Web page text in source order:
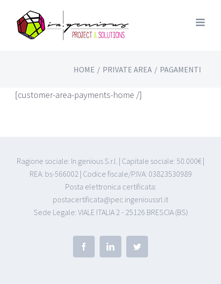
HOME / PRIVATE AREA / PAGAMENTI
[customer-area-payments-home /]
Ragione sociale: In.genious S.r.l. | Capitale sociale: 50.000€ |
REA: bs-566002 | Codice fiscale/P.IVA: 03823530989
Posta elettronica certificata:
postacertificata@pec.ingenioussrl.it
Sede Legale: VIALE ITALIA 2 - 25126 BRESCIA (BS)
FacebookLinkedInTwitter